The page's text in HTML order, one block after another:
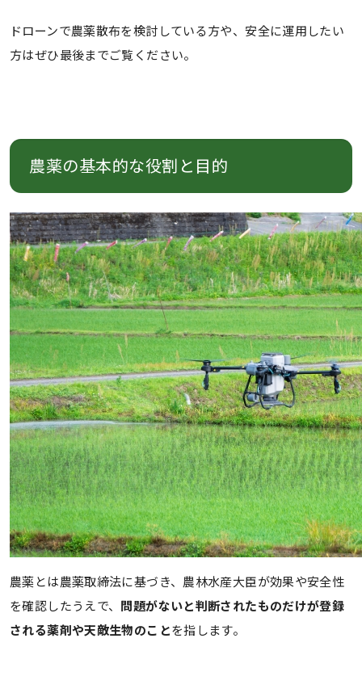
ドローンで農薬散布を検討している方や、安全に運用したい
方はぜひ最後までご覧ください。
農薬の基本的な役割と目的
農薬とは農薬取締法に基づき、農林水産大臣が効果や安全性
を確認したうえで、 問題がないと判断されたものだけが登録
される薬剤や天敵生物のことを指します。